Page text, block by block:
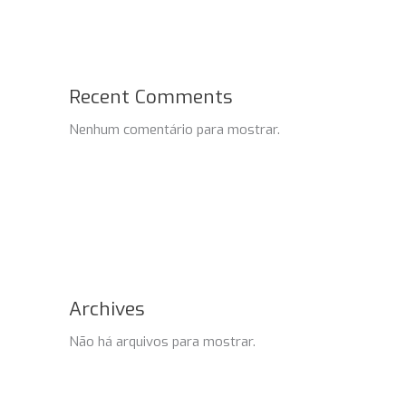
Recent Comments
Nenhum comentário para mostrar.
Archives
Não há arquivos para mostrar.